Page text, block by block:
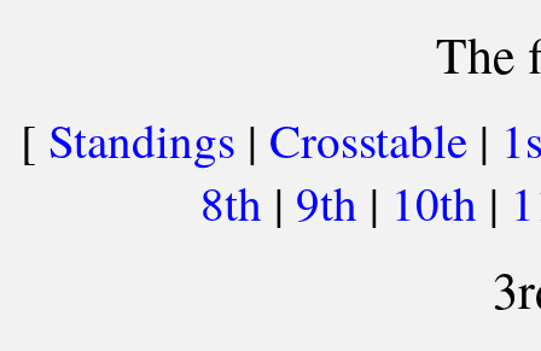
The
[ Standings | Crosstable |
8th | 9th | 10th |